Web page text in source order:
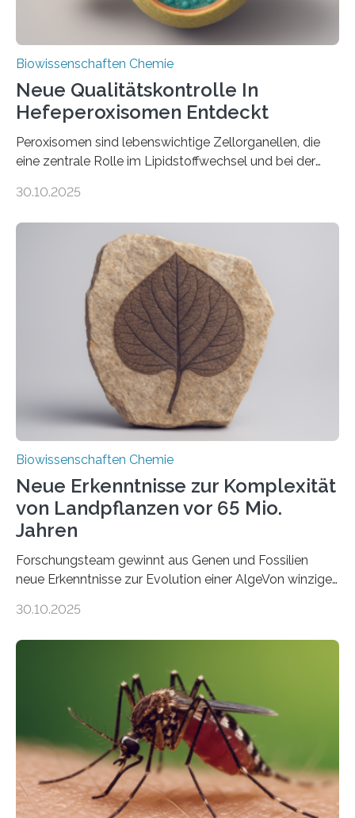
Biowissenschaften Chemie
Neue Qualitätskontrolle In
Hefeperoxisomen Entdeckt
Peroxisomen sind lebenswichtige Zellorganellen, die
eine zentrale Rolle im Lipidstoffwechsel und bei der
erfüllen können, müssen zahlreiche Enzyme präzise in
der Ruhr-Universität Bochum um Prof. Dr. Ralf Erdmann
und Dr. Ismaila Francis Yusuf hat nun einen bislang
unbekannten Qualitätskontrollmechanismus des
peroxisomalen Proteintransports in der Bäckerhefe
Saccharomyces cerevisiae entdeckt, der für die
Funktionsfähigkeit der Organellen entscheidend ist. Die
Studie wurde am 28. Oktober 2025 in der
Fachzeitschrift…
30.10.2025
Biowissenschaften Chemie
Neue Erkenntnisse zur Komplexität
von Landpflanzen vor 65 Mio.
Jahren
Forschungsteam gewinnt aus Genen und Fossilien
neue Erkenntnisse zur Evolution einer AlgeVon winzigen
Landpflanzen zählen zu den komplexesten
Grünalgen, die vor Hunderten von Millionen Jahren
lebten. Unter den Vorfahren sticht eine Gruppe heraus,
die noch heute in der Natur vorkommt: die
Süßwasseralge Coleochaetophyceae. Einige Arten
dieser Gruppe bilden aus Zellfäden dichte Geflechte
mit scheibenförmiger Gestalt. Was auffällig ist: Die
nächsten…
30.10.2025